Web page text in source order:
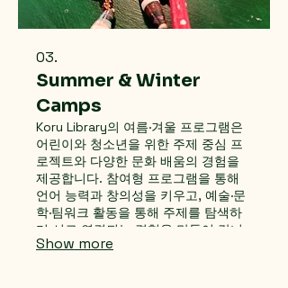
03.
Summer & Winter
Camps
Koru Library의 여름·겨울 프로그램은
어린이와 청소년을 위한 주제 중심 프
로젝트와 다양한 문화 배움의 경험을
제공합니다. 참여형 프로그램을 통해
언어 능력과 창의성을 키우고, 예술·문
학·팀워크 활동을 통해 주제를 탐색하
며 서로 연결되는 경험을 만들어 갑니
다. 계절의 흐름 속에서 코루와 함께하
Show more